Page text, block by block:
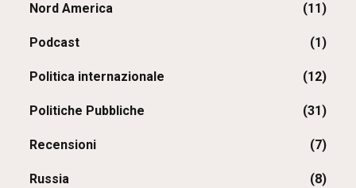
Nord America (11)
Podcast (1)
Politica internazionale (12)
Politiche Pubbliche (31)
Recensioni (7)
Russia (8)